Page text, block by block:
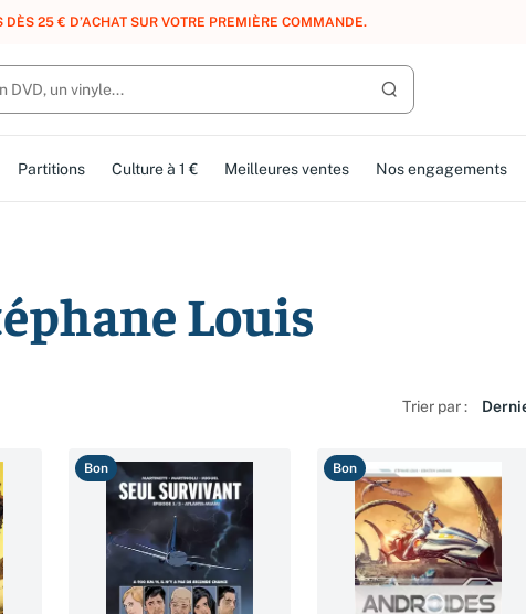
RÉCOMPENSES :REJOIGNEZ GRATUITEMENT LE CLUB AMMAREAL.
Lancer la recherche
Partitions Culture à 1 € Meilleures ventes Nos engagements
Louis
Trier par :
Bon Bon